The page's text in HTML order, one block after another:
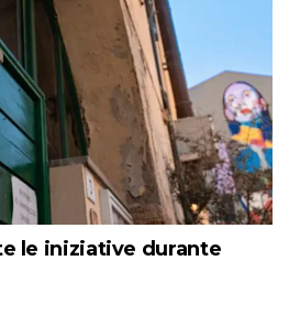
le iniziative durante